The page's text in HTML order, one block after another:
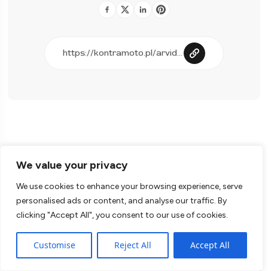
We value your privacy
We use cookies to enhance your browsing experience, serve
personalised ads or content, and analyse our traffic. By
clicking "Accept All", you consent to our use of cookies.
Customise Reject All Accept All
You May Also Like
Feedery